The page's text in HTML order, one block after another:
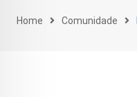
Home Comunidade